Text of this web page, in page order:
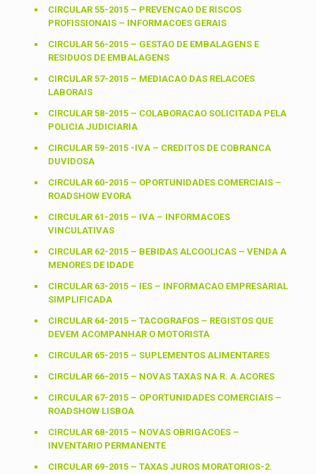
CIRCULAR 55-2015 – PREVENCAO DE RISCOS
PROFISSIONAIS – INFORMACOES GERAIS
CIRCULAR 56-2015 – GESTAO DE EMBALAGENS E
RESIDUOS DE EMBALAGENS
CIRCULAR 57-2015 – MEDIACAO DAS RELACOES
LABORAIS
CIRCULAR 58-2015 – COLABORACAO SOLICITADA PELA
POLICIA JUDICIARIA
CIRCULAR 59-2015 -IVA – CREDITOS DE COBRANCA
DUVIDOSA
CIRCULAR 60-2015 – OPORTUNIDADES COMERCIAIS –
ROADSHOW EVORA
CIRCULAR 61-2015 – IVA – INFORMACOES
VINCULATIVAS
CIRCULAR 62-2015 – BEBIDAS ALCOOLICAS – VENDA A
MENORES DE IDADE
CIRCULAR 63-2015 – IES – INFORMACAO EMPRESARIAL
SIMPLIFICADA
CIRCULAR 64-2015 – TACOGRAFOS – REGISTOS QUE
DEVEM ACOMPANHAR O MOTORISTA
CIRCULAR 65-2015 – SUPLEMENTOS ALIMENTARES
CIRCULAR 66-2015 – NOVAS TAXAS NA R. A.ACORES
CIRCULAR 67-2015 – OPORTUNIDADES COMERCIAIS –
ROADSHOW LISBOA
CIRCULAR 68-2015 – NOVAS OBRIGACOES –
INVENTARIO PERMANENTE
CIRCULAR 69-2015 – TAXAS JUROS MORATORIOS-2.